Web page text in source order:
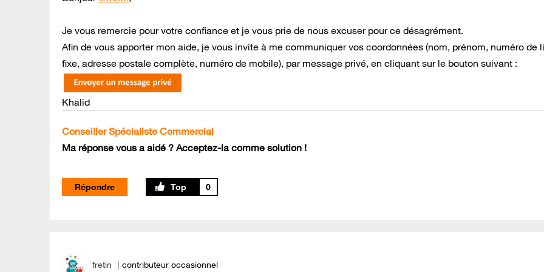
Je vous remercie pour votre confiance et je vous prie de nous excuser pour ce désagrément.
Afin de vous apporter mon aide, je vous invite à me communiquer vos coordonnées (nom, prénom, numéro de
fixe, adresse postale complète, numéro de mobile), par message privé, en cliquant sur le bouton suivant :
Khalid
Conseiller Spécialiste Commercial
Ma réponse vous a aidé ? Acceptez-la comme solution !
Répondre 0
fretin contributeur occasionnel